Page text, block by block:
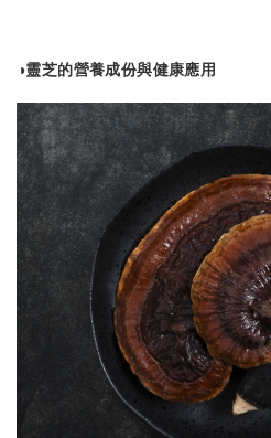
◑靈芝的營養成份與健康應用